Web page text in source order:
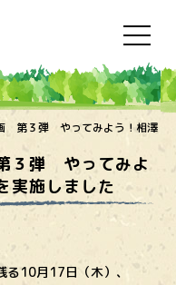
第３弾 やってみよう！相澤
３弾 やってみよ
実施しました
10月17日（木）、